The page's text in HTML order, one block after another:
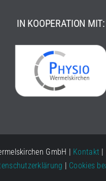
IN KOOPERATION MIT:
GmbH | Kontakt |
| Cookies